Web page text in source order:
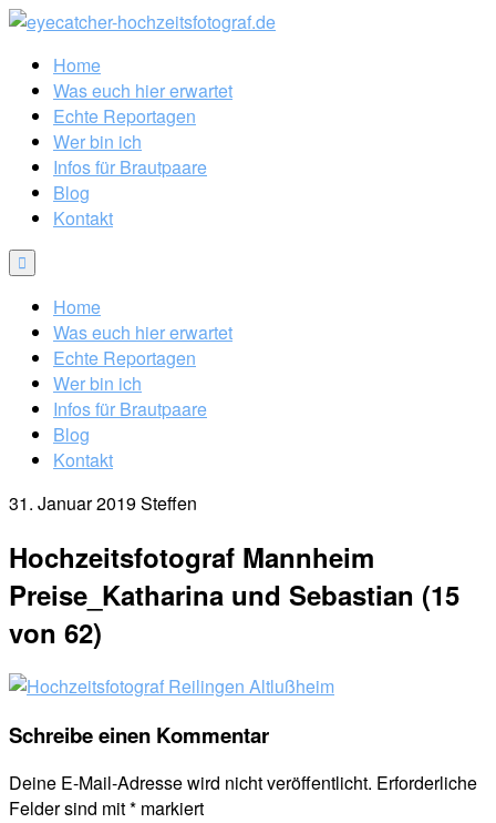
Home
Was euch hier erwartet
Echte Reportagen
Wer bin ich
Infos für Brautpaare
Blog
Kontakt
Home
Was euch hier erwartet
Echte Reportagen
Wer bin ich
Infos für Brautpaare
Blog
Kontakt
31. Januar 2019Steffen
Hochzeitsfotograf Mannheim
Preise_Katharina und Sebastian (15
von 62)
Schreibe einen Kommentar
Deine E-Mail-Adresse wird nicht veröffentlicht. Erforderliche
Felder sind mit* markiert